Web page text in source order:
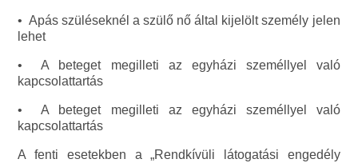
• Apás szüléseknél a szülő nő által kijelölt személy jelen
lehet
• A beteget megilleti az egyházi személlyel való
kapcsolattartás
• A beteget megilleti az egyházi személlyel való
kapcsolattartás
A fenti esetekben a „Rendkívüli látogatási engedély